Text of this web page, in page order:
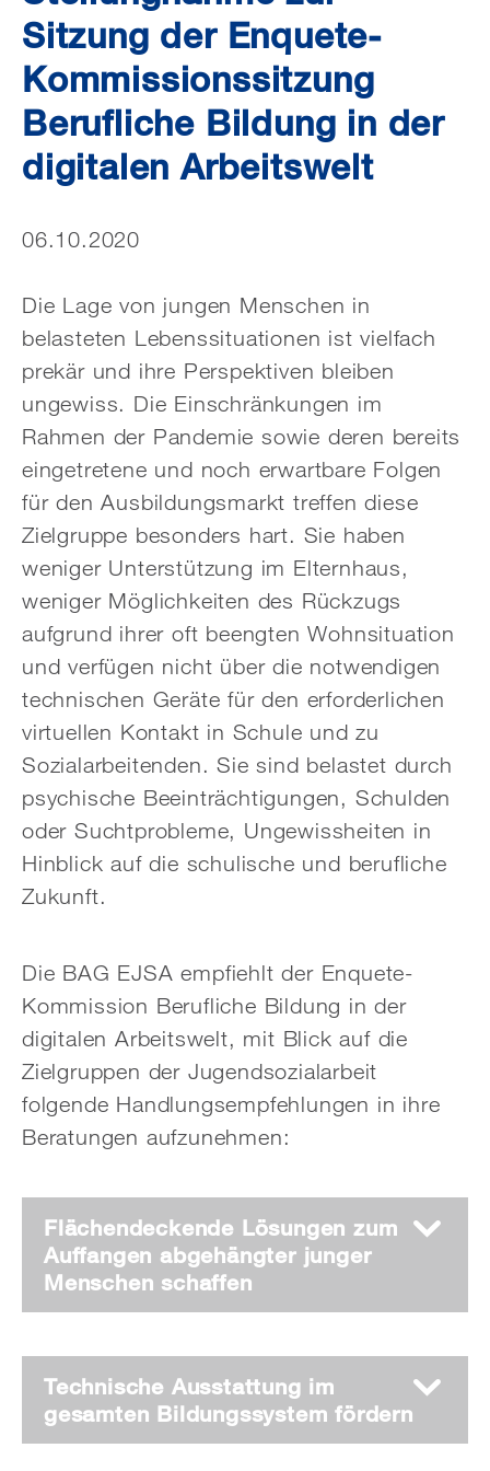
Sitzung der Enquete-
Kommissionssitzung
Berufliche Bildung in der
digitalen Arbeitswelt
06.10.2020
Die Lage von jungen Menschen in
belasteten Lebenssituationen ist vielfach
prekär und ihre Perspektiven bleiben
ungewiss. Die Einschränkungen im
Rahmen der Pandemie sowie deren bereits
eingetretene und noch erwartbare Folgen
für den Ausbildungsmarkt treffen diese
Zielgruppe besonders hart. Sie haben
weniger Unterstützung im Elternhaus,
weniger Möglichkeiten des Rückzugs
aufgrund ihrer oft beengten Wohnsituation
und verfügen nicht über die notwendigen
technischen Geräte für den erforderlichen
virtuellen Kontakt in Schule und zu
Sozialarbeitenden. Sie sind belastet durch
psychische Beeinträchtigungen, Schulden
oder Suchtprobleme, Ungewissheiten in
Hinblick auf die schulische und berufliche
Zukunft.
Die BAG EJSA empfiehlt der Enquete-
Kommission Berufliche Bildung in der
digitalen Arbeitswelt, mit Blick auf die
Zielgruppen der Jugendsozialarbeit
folgende Handlungsempfehlungen in ihre
Beratungen aufzunehmen:
Flächendeckende Lösungen zum
Auffangen abgehängter junger
Menschen schaffen
Technische Ausstattung im
gesamten Bildungssystem fördern